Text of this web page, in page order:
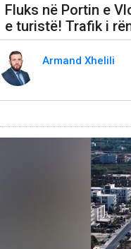
Fluks në Portin e
e turistë! Trafik i
Armand Xhelili